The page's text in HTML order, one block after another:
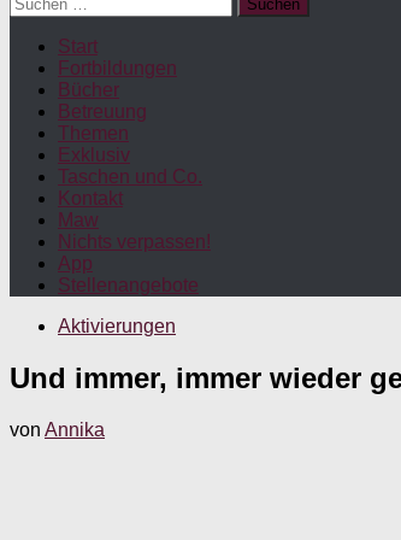
nach:
Start
Fortbildungen
Bücher
Betreuung
Themen
Exklusiv
Taschen und Co.
Kontakt
Maw
Nichts verpassen!
App
Stellenangebote
Aktivierungen
Und immer, immer wieder
von Annika